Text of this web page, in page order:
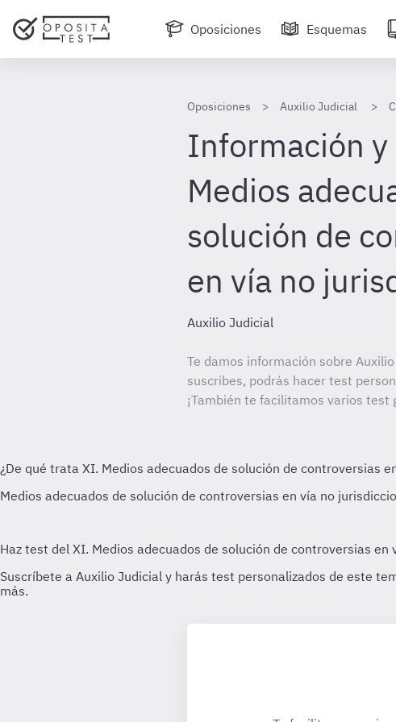
Oposiciones Esquemas
Oposiciones Auxilio Judicial
Información
Medios
solución de
en vía no
Auxilio Judicial
Te damos información sobre
suscribes, podrás hacer test
¡También te facilitamos varios